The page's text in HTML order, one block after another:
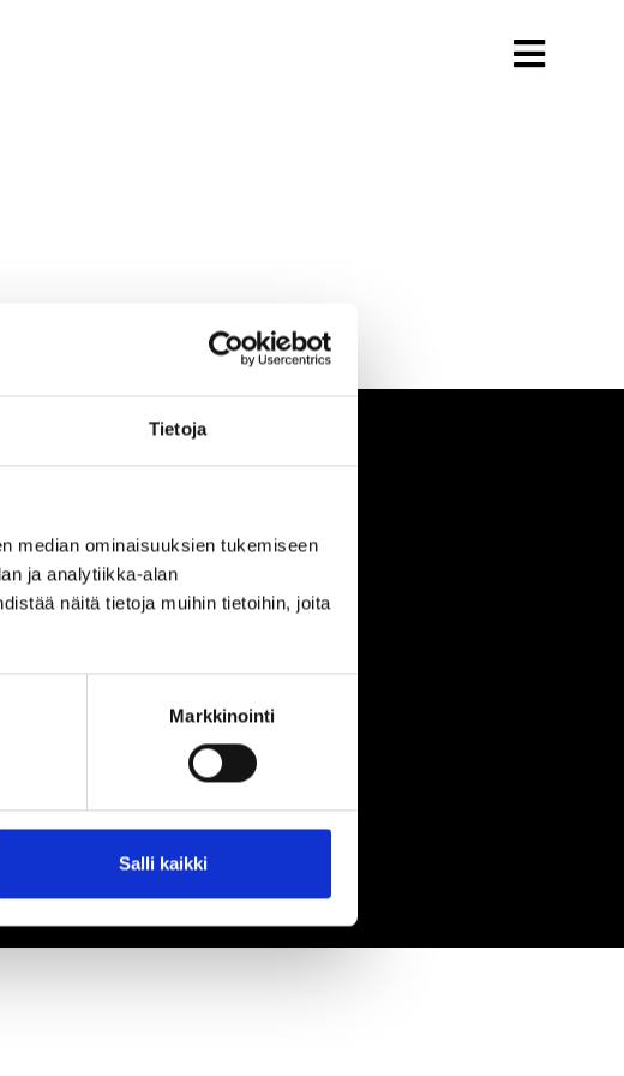
Tietoja
median ominaisuuksien tukemiseen
ja analytiikka-alan
näitä tietoja muihin tietoihin, joita
Markkinointi
Salli kaikki